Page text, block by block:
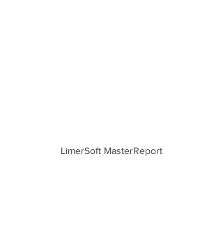
LimerSoft MasterReport